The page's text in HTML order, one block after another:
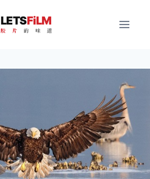
LETSFiLM
胶 片 的 味 道